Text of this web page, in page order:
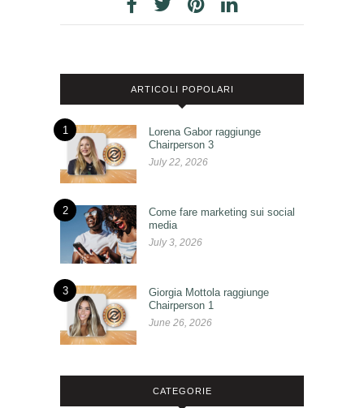
ARTICOLI POPOLARI
1
Lorena Gabor raggiunge
Chairperson 3
July 22, 2026
2
Come fare marketing sui social
media
July 3, 2026
3
Giorgia Mottola raggiunge
Chairperson 1
June 26, 2026
CATEGORIE